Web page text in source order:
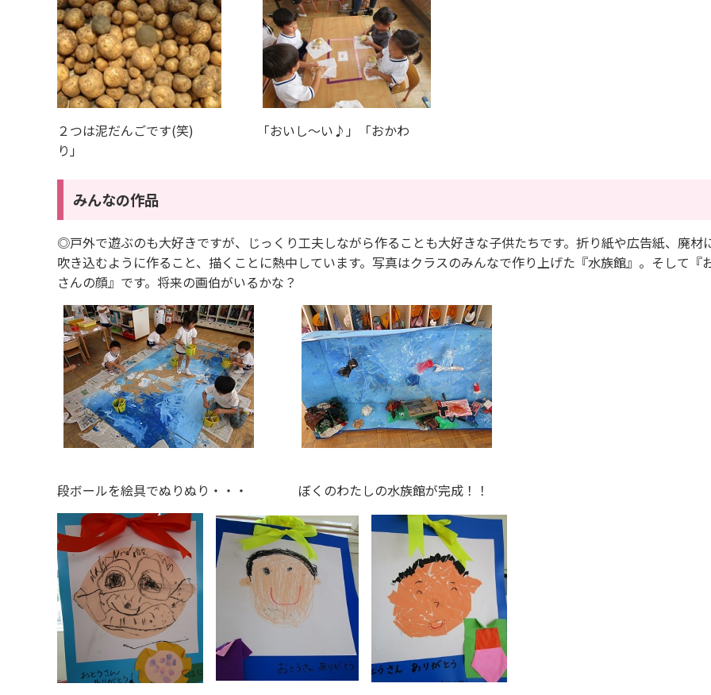
２つは泥だんごです(笑) 「おいし～い♪」「おかわ
り」
みんなの作品
◎戸外で遊ぶのも大好きですが、じっくり工夫しながら作ることも大好きな子供たちです。折り紙や広告紙、廃材
吹き込むように作ること、描くことに熱中しています。写真はクラスのみんなで作り上げた『水族館』。そして『
さんの顔』です。将来の画伯がいるかな？
段ボールを絵具でぬりぬり・・・ ぼくのわたしの水族館が完成！！